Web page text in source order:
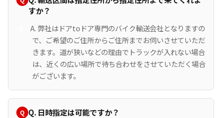
すか？
A. 弊社はドアtoドア専門のバイク輸送会社となりますの
で、ご希望のご住所からご住所までお伺いさせていただ
きます。道が狭いなどの理由でトラックが入れない場合
は、近くの広い場所で待ち合わせをさせていただく場合
がございます。
Q. 日時指定は可能ですか？